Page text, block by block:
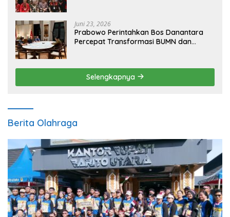
Juni 23, 2026
Prabowo Perintahkan Bos Danantara
Percepat Transformasi BUMN dan
Selengkapnya
Berita Olahraga